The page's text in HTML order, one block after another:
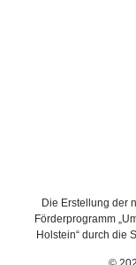
Die Erstellung der
Förderprogramm
Holstein“ durch die